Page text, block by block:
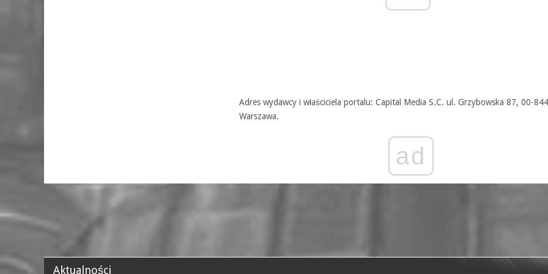
Adres wydawcy i właściciela portalu: Capital Media S.C. ul. Grzybowska 87, 00-844
Warszawa.
ad
Aktualności